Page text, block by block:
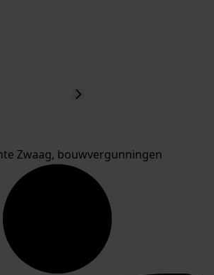
Zwaag, bouwvergunningen